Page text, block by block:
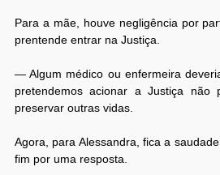
Para a mãe, houve negligência por
prentende entrar na Justiça.
— Algum médico ou enfermeira
pretendemos acionar a Justiça não
preservar outras vidas.
Agora, para Alessandra, fica a
fim por uma resposta.